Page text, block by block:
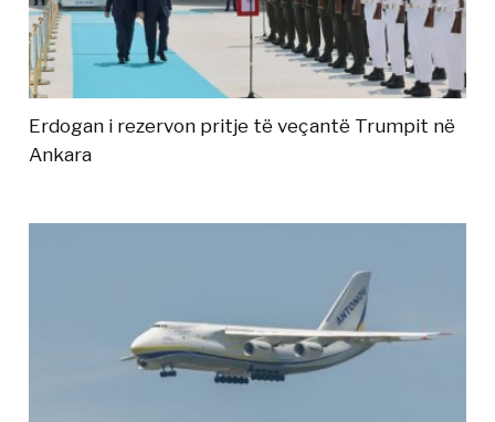
Erdogan i rezervon pritje të veçantë Trumpit në
Ankara